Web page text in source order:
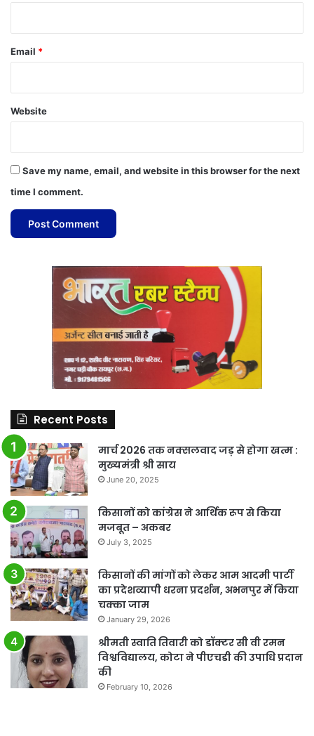
Email *
Website
Save my name, email, and website in this browser for the next
time I comment.
Recent Posts
मार्च 2026 तक नक्सलवाद जड़ से होगा खत्म :
मुख्यमंत्री श्री साय
June 20, 2025
किसानों को कांग्रेस ने आर्थिक रूप से किया
मजबूत – अकबर
July 3, 2025
किसानों की मांगों को लेकर आम आदमी पार्टी
का प्रदेशव्यापी धरना प्रदर्शन, अभनपुर में किया
चक्का जाम
January 29, 2026
श्रीमती स्वाति तिवारी को डॉक्टर सी वी रमन
विश्वविद्यालय, कोटा ने पीएचडी की उपाधि प्रदान
की
February 10, 2026